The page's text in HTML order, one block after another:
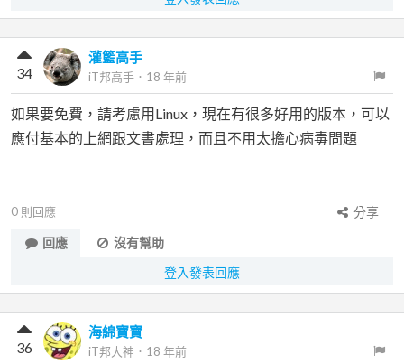
灌籃高手
iT邦高手 ． 18 年前
34
如果要免費，請考慮用Linux，現在有很多好用的版本，可以
應付基本的上網跟文書處理，而且不用太擔心病毒問題
0 則回應
分享
回應
沒有幫助
登入發表回應
海綿寶寶
iT邦大神 ． 18 年前
36